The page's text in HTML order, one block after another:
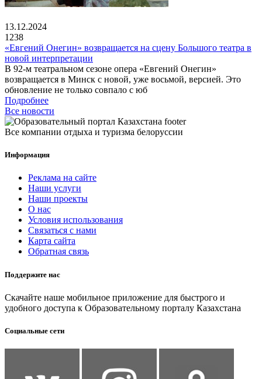
13.12.2024
1238
«Евгений Онегин» возвращается на сцену Большого театра в
новой интерпретации
В 92-м театральном сезоне опера «Евгений Онегин»
возвращается в Минск с новой, уже восьмой, версией. Это
обновление не только совпало с юб
Подробнее
Все новости
Все компании отдыха и туризма белоруссии
Информация
Реклама на сайте
Наши услуги
Наши проекты
О нас
Условия использования
Связаться с нами
Карта сайта
Обратная связь
Поддержите нас
Скачайте наше мобильное приложение для быстрого и
удобного доступа к Образовательному порталу Казахстана
Социальные сети